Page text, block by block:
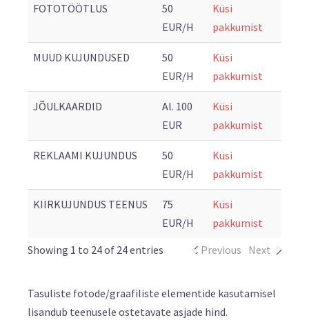
FOTOTÖÖTLUS
50
EUR/H
Küsi
pakkumist
MUUD KUJUNDUSED
50
EUR/H
Küsi
pakkumist
JÕULKAARDID
Al. 100
EUR
Küsi
pakkumist
REKLAAMI KUJUNDUS
50
EUR/H
Küsi
pakkumist
KIIRKUJUNDUS TEENUS
75
EUR/H
Küsi
pakkumist
Showing 1 to 24 of 24 entries
Previous Next
Tasuliste fotode/graafiliste elementide kasutamisel
lisandub teenusele ostetavate asjade hind.